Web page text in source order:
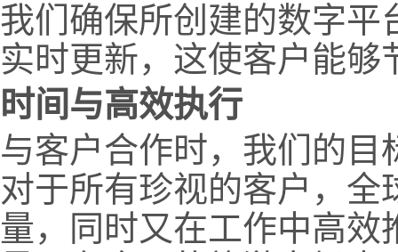
我们确保所创建的数字平
实时更新，这使客户能够
时间与高效执行
与客户合作时，我们的
对于所有珍视的客户，
量，同时又在工作中高